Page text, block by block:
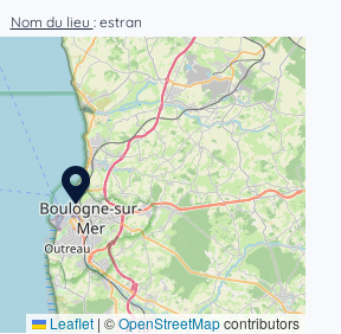
Nom du lieu : estran
Leaflet | ©OpenStreetMapcontributors